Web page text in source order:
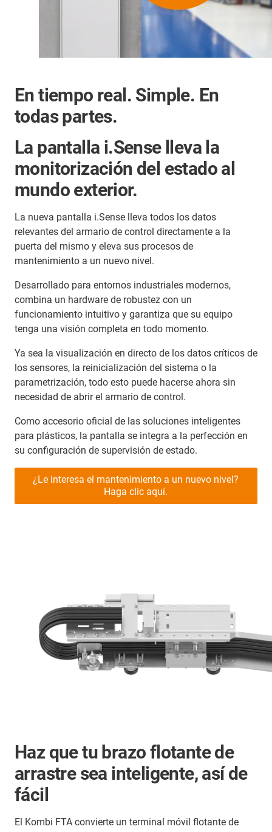
En tiempo real. Simple. En
todas partes.
La pantalla i.Sense lleva la
monitorización del estado al
mundo exterior.
La nueva pantalla i.Sense lleva todos los datos
relevantes del armario de control directamente a la
puerta del mismo y eleva sus procesos de
mantenimiento a un nuevo nivel.
Desarrollado para entornos industriales modernos,
combina un hardware de robustez con un
funcionamiento intuitivo y garantiza que su equipo
tenga una visión completa en todo momento.
Ya sea la visualización en directo de los datos críticos de
los sensores, la reinicialización del sistema o la
parametrización, todo esto puede hacerse ahora sin
necesidad de abrir el armario de control.
Como accesorio oficial de las soluciones inteligentes
para plásticos, la pantalla se integra a la perfección en
su configuración de supervisión de estado.
¿Le interesa el mantenimiento a un nuevo nivel?
Haga clic aquí.
Haz que tu brazo flotante de
arrastre sea inteligente, así de
fácil
El Kombi FTA convierte un terminal móvil flotante de